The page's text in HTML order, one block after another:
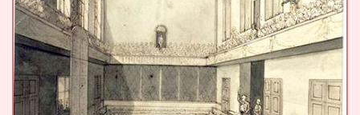
Buchtipps
Schulmaterialien
Museen